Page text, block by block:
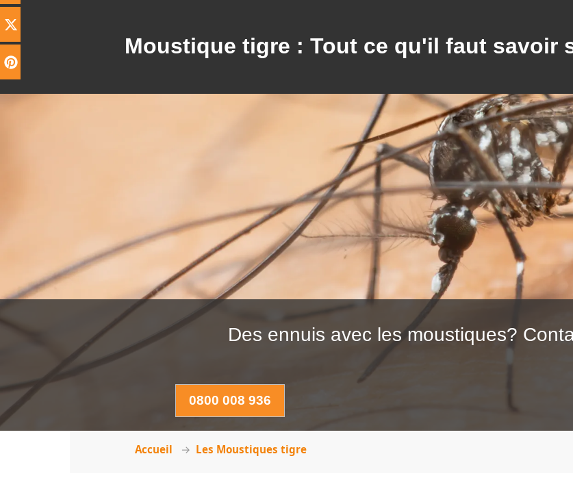
Moustique tigre : Tout ce qu'il faut savoir
Des ennuis avec les moustiques?
0800 008 936
Accueil Les Moustiques tigre